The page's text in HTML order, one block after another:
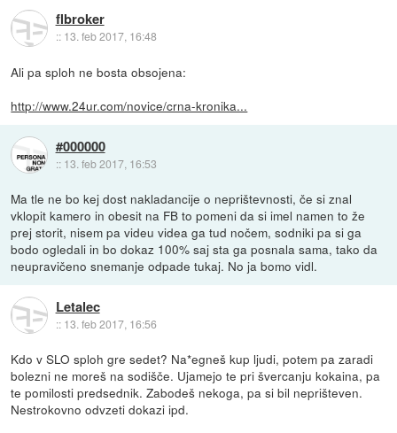
flbroker
:: 13. feb 2017, 16:48
Ali pa sploh ne bosta obsojena:
http://www.24ur.com/novice/crna-kronika...
#000000
:: 13. feb 2017, 16:53
Ma tle ne bo kej dost nakladancije o neprištevnosti, če si znal
vklopit kamero in obesit na FB to pomeni da si imel namen to že
prej storit, nisem pa videu videa ga tud nočem, sodniki pa si ga
bodo ogledali in bo dokaz 100% saj sta ga posnala sama, tako da
neupravičeno snemanje odpade tukaj. No ja bomo vidl.
Letalec
:: 13. feb 2017, 16:56
Kdo v SLO sploh gre sedet? Na*egneš kup ljudi, potem pa zaradi
bolezni ne moreš na sodišče. Ujamejo te pri švercanju kokaina, pa
te pomilosti predsednik. Zabodeš nekoga, pa si bil neprišteven.
Nestrokovno odvzeti dokazi ipd.